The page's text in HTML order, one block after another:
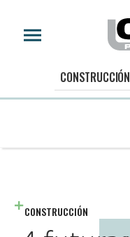
CONSTRUCCIÓN
CONSTRUCCIÓN